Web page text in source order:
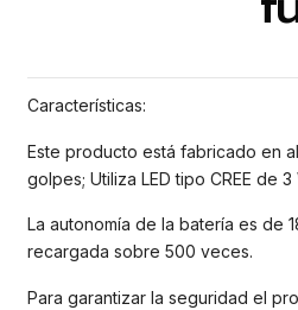
Características:
Este producto está fabricado en
golpes; Utiliza LED tipo CREE de
La autonomía de la batería es de
recargada sobre 500 veces.
Para garantizar la seguridad el